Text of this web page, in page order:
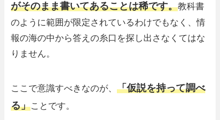
がそのまま書いてあることは稀です。教科書
のように範囲が限定されているわけでもなく、情
報の海の中から答えの糸口を探し出さなくてはな
りません。
ここで意識すべきなのが、「仮説を持って調べ
る」ことです。